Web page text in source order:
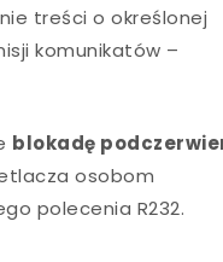
treści o określonej
komunikatów –
blokadę
osobom
polecenia R232.